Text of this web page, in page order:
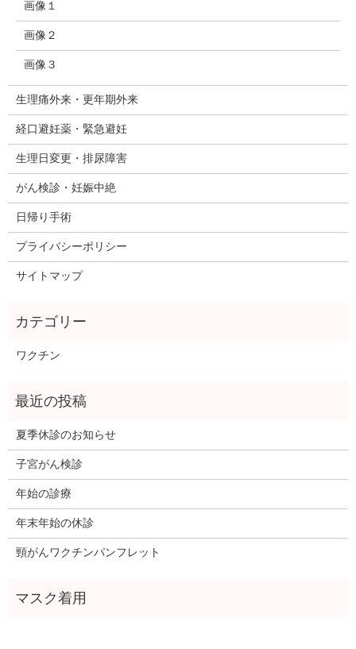
画像１
画像２
画像３
生理痛外来・更年期外来
経口避妊薬・緊急避妊
生理日変更・排尿障害
がん検診・妊娠中絶
日帰り手術
プライバシーポリシー
サイトマップ
ワクチン
夏季休診のお知らせ
子宮がん検診
年始の診療
年末年始の休診
頸がんワクチンパンフレット